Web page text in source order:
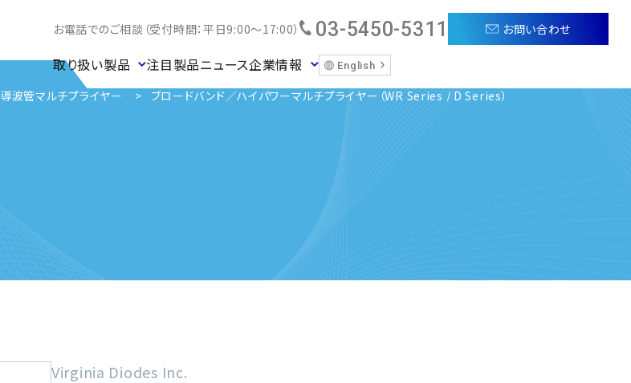
お電話でのご相談（受付時間：平日9:00～17:00） 03-5450-5311 お問い合わせ
取り扱い製品 注目製品ニュース企業情報 English
導波管マルチプライヤー ブロードバンド／ハイパワーマルチプライヤー（WR Series / D Series）
Virginia Diodes Inc.